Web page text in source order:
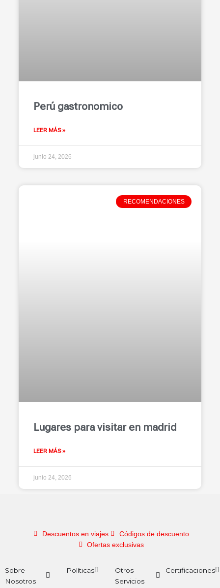
Perú gastronomico
LEER MÁS »
junio 24, 2026
RECOMENDACIONES
Lugares para visitar en madrid
LEER MÁS »
junio 24, 2026
Descuentos en viajes
Códigos de descuento
Ofertas exclusivas
Sobre
Nosotros
Políticas
Otros
Servicios
Certificaciones